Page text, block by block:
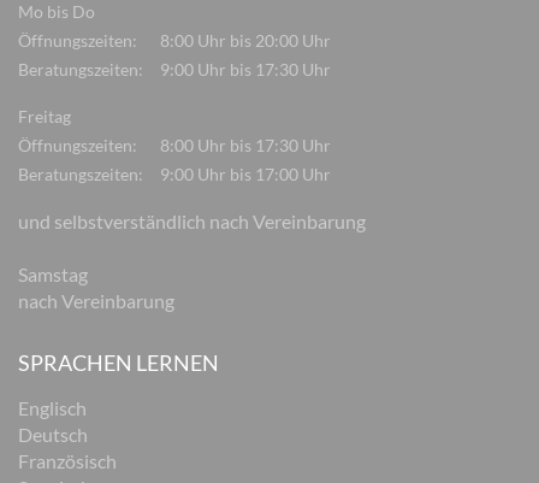
Mo bis Do
Öffnungszeiten:
8:00 Uhr bis 20:00 Uhr
Beratungszeiten:
9:00 Uhr bis 17:30 Uhr
Freitag
Öffnungszeiten:
8:00 Uhr bis 17:30 Uhr
Beratungszeiten:
9:00 Uhr bis 17:00 Uhr
und selbstverständlich nach Vereinbarung
Samstag
nach Vereinbarung
SPRACHEN LERNEN
Englisch
Deutsch
Französisch